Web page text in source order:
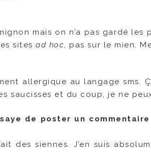
mais on n’a pas gardé
sitesad hoc, pas sur le mien.
allergique au langage sms.
saucisses et du coup, je ne
de poster un
des siennes. J’en suis